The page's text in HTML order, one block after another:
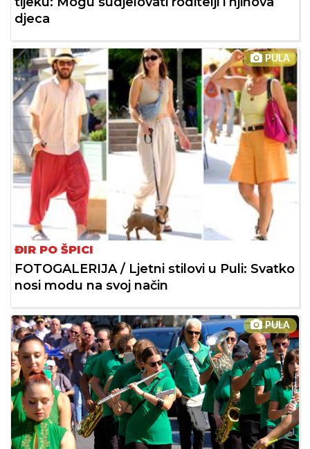
djeca
PULA
ĐIR PO ŠPICI
FOTOGALERIJA / Ljetni stilovi u Puli: Svatko
nosi modu na svoj način
PULA